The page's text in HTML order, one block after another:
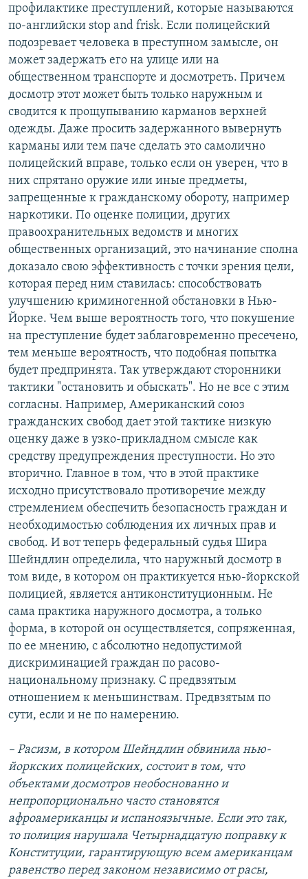
профилактике преступлений, которые называются
по-английски stop and frisk. Если полицейский
подозревает человека в преступном замысле, он
может задержать его на улице или на
общественном транспорте и досмотреть. Причем
досмотр этот может быть только наружным и
сводится к прощупыванию карманов верхней
одежды. Даже просить задержанного вывернуть
карманы или тем паче сделать это самолично
полицейский вправе, только если он уверен, что в
них спрятано оружие или иные предметы,
запрещенные к гражданскому обороту, например
наркотики. По оценке полиции, других
правоохранительных ведомств и многих
общественных организаций, это начинание сполна
доказало свою эффективность с точки зрения цели,
которая перед ним ставилась: способствовать
улучшению криминогенной обстановки в Нью-
Йорке. Чем выше вероятность того, что покушение
на преступление будет заблаговременно пресечено,
тем меньше вероятность, что подобная попытка
будет предпринята. Так утверждают сторонники
тактики "остановить и обыскать". Но не все с этим
согласны. Например, Американский союз
гражданских свобод дает этой тактике низкую
оценку даже в узко-прикладном смысле как
средству предупреждения преступности. Но это
вторично. Главное в том, что в этой практике
исходно присутствовало противоречие между
стремлением обеспечить безопасность граждан и
необходимостью соблюдения их личных прав и
свобод. И вот теперь федеральный судья Шира
Шейндлин определила, что наружный досмотр в
том виде, в котором он практикуется нью-йоркской
полицией, является антиконституционным. Не
сама практика наружного досмотра, а только
форма, в которой он осуществляется, сопряженная,
по ее мнению, с абсолютно недопустимой
дискриминацией граждан по расово-
национальному признаку. С предвзятым
отношением к меньшинствам. Предвзятым по
сути, если и не по намерению.
– Расизм, в котором Шейндлин обвинила нью-
йоркских полицейских, состоит в том, что
объектами досмотров необоснованно и
непропорционально часто становятся
афроамериканцы и испаноязычные. Если это так,
то полиция нарушала Четырнадцатую поправку к
Конституции, гарантирующую всем американцам
равенство перед законом независимо от расы,